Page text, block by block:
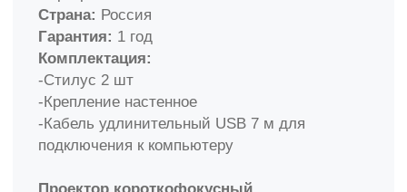
обладает высокой светоотдачей и не создаёт
бликов, что делает её идеальной для
использования сухостираемыми маркерами.
Поверхность трехсекционной доски легко
Хотите купить или узнать больше? Просто
оформите заказ: позвоните специалисту
по бесплатному номеру 8(800)350−82−60
или отправьте запрос на
sales@skilo.ru.